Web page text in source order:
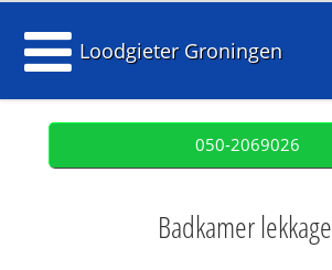
Loodgieter Groningen
050-2069026
Badkamer lekkage